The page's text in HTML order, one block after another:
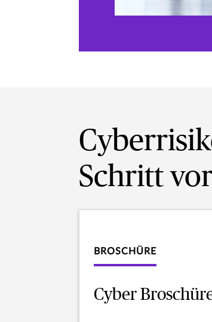
Schritt
BROSCHÜRE
Cyber